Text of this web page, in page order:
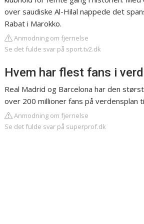
over saudiske Al-Hilal nappede det
Rabat i Marokko.
Anmodning om fjernelse
Se det fulde svar på sport.tv2.dk
Hvem har flest fans i
Real Madrid og Barcelona har den
over 200 millioner fans på verdensplan
Anmodning om fjernelse
Se det fulde svar på superprof.dk